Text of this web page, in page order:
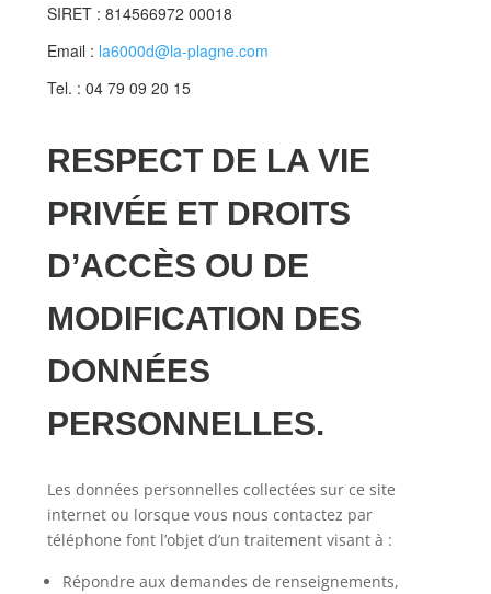
SIRET : 814566972 00018
Email : la6000d@la-plagne.com
Tel. : 04 79 09 20 15
RESPECT DE LA VIE
PRIVÉE ET DROITS
D’ACCÈS OU DE
MODIFICATION DES
DONNÉES
PERSONNELLES.
Les données personnelles collectées sur ce site
internet ou lorsque vous nous contactez par
téléphone font l’objet d’un traitement visant à :
Répondre aux demandes de renseignements,